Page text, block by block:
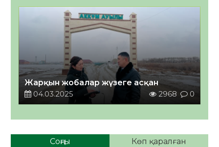
Жарқын жобалар жүзеге асқан
04.03.2025
2968 0
Соңғы Көп қаралған